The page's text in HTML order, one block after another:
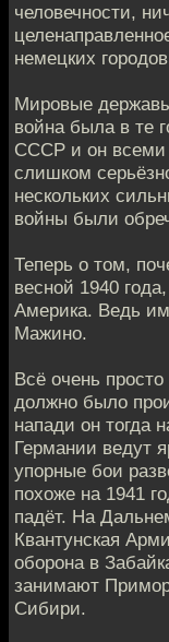
человечности,
немецких
Мировые
война была в те
СССР и он всеми
слишком
нескольких
войны были
Теперь о том,
весной 1940
Америка. Ведь
Мажино.
Всё очень
должно было
напади он тогда
Германии ведут
упорные бои
похоже на 1941
падёт. На
Квантунская
оборона в
занимают
Сибири.